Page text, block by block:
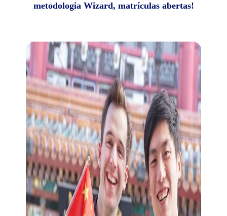
metodologia Wizard, matrículas abertas!